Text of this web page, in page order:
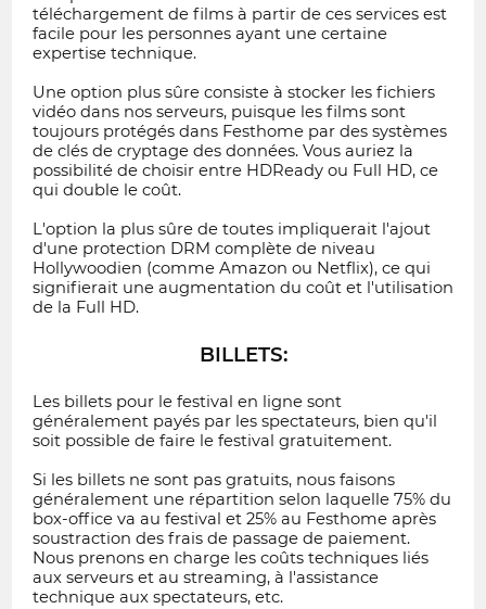
téléchargement de films à partir de ces services est
facile pour les personnes ayant une certaine
expertise technique.
Une option plus sûre consiste à stocker les fichiers
vidéo dans nos serveurs, puisque les films sont
toujours protégés dans Festhome par des systèmes
de clés de cryptage des données. Vous auriez la
possibilité de choisir entre HDReady ou Full HD, ce
qui double le coût.
L'option la plus sûre de toutes impliquerait l'ajout
d'une protection DRM complète de niveau
Hollywoodien (comme Amazon ou Netflix), ce qui
signifierait une augmentation du coût et l'utilisation
de la Full HD.
BILLETS:
Les billets pour le festival en ligne sont
généralement payés par les spectateurs, bien qu'il
soit possible de faire le festival gratuitement.
Si les billets ne sont pas gratuits, nous faisons
généralement une répartition selon laquelle 75% du
box-office va au festival et 25% au Festhome après
soustraction des frais de passage de paiement.
Nous prenons en charge les coûts techniques liés
aux serveurs et au streaming, à l'assistance
technique aux spectateurs, etc.